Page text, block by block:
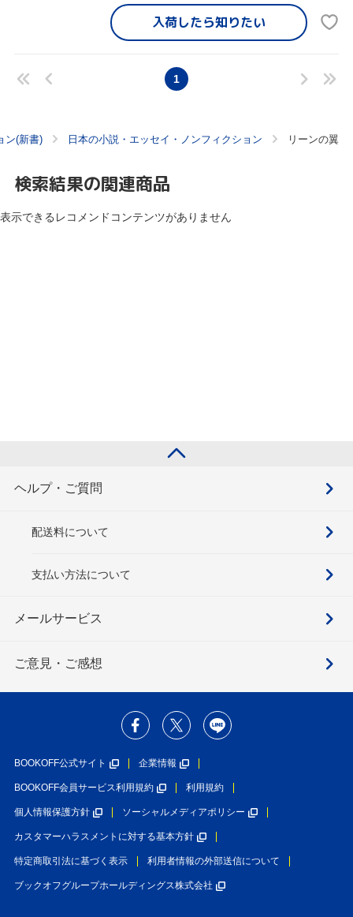
入荷したら知りたい
1
ン(新書) 日本の小説・エッセイ・ノンフィクション リーンの翼
検索結果の関連商品
表示できるレコメンドコンテンツがありません
ヘルプ・ご質問
配送料について
支払い方法について
メールサービス
ご意見・ご感想
BOOKOFF公式サイト 企業情報
BOOKOFF会員サービス利用規約 利用規約
個人情報保護方針 ソーシャルメディアポリシー
カスタマーハラスメントに対する基本方針
特定商取引法に基づく表示 利用者情報の外部送信について
ブックオフグループホールディングス株式会社